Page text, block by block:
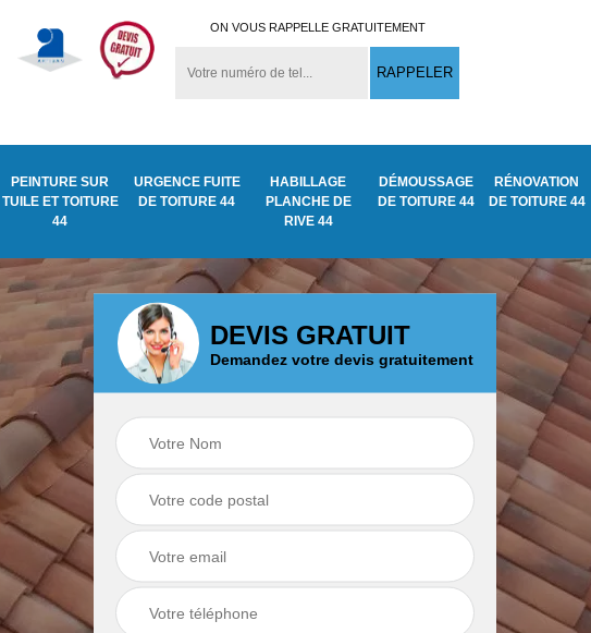
ON VOUS RAPPELLE GRATUITEMENT
PEINTURE SUR
TUILE ET TOITURE
44
URGENCE FUITE
DE TOITURE 44
HABILLAGE
PLANCHE DE
RIVE 44
DÉMOUSSAGE
DE TOITURE 44
RÉNOVATION
DE TOITURE 44
de fuite
toiture 44
Traitement anti
Démoussage
nettoyage de tuile
44
DEVIS GRATUIT
Demandez votre devis gratuitement